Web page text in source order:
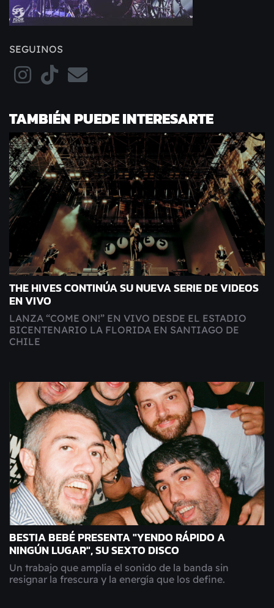
SEGUINOS
TAMBIÉN PUEDE INTERESARTE
THE HIVES CONTINÚA SU NUEVA SERIE DE VIDEOS
EN VIVO
LANZA “COME ON!” EN VIVO DESDE EL ESTADIO
BICENTENARIO LA FLORIDA EN SANTIAGO DE
CHILE
BESTIA BEBÉ PRESENTA "YENDO RÁPIDO A
NINGÚN LUGAR", SU SEXTO DISCO
Un trabajo que amplía el sonido de la banda sin
resignar la frescura y la energía que los define.